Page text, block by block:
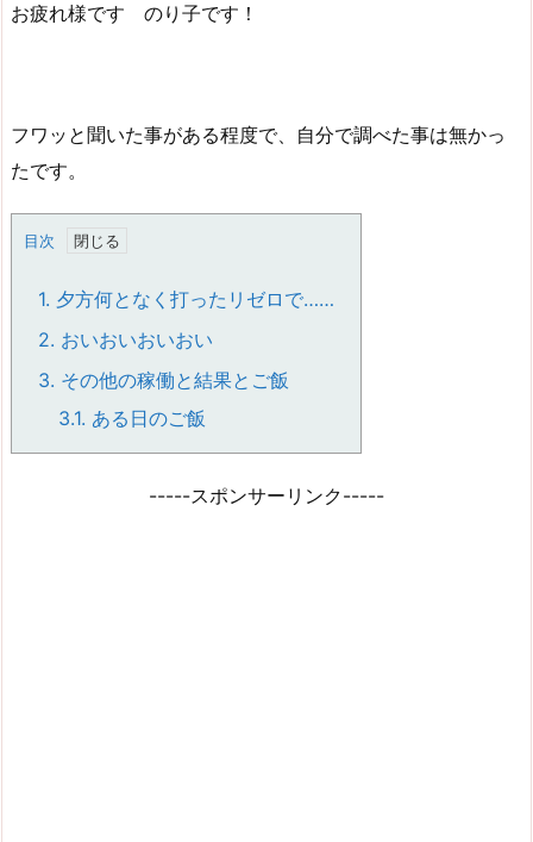
お疲れ様です のり子です！
フワッと聞いた事がある程度で、自分で調べた事は無かっ
たです。
目次
1. 夕方何となく打ったリゼロで……
2. おいおいおいおい
3. その他の稼働と結果とご飯
3.1. ある日のご飯
-----スポンサーリンク-----